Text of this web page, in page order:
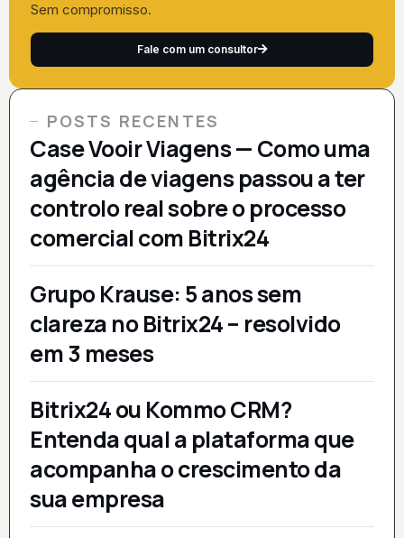
Sem compromisso.
Fale com um consultor
POSTS RECENTES
Case Vooir Viagens — Como uma
agência de viagens passou a ter
controlo real sobre o processo
comercial com Bitrix24
Grupo Krause: 5 anos sem
clareza no Bitrix24 – resolvido
em 3 meses
Bitrix24 ou Kommo CRM?
Entenda qual a plataforma que
acompanha o crescimento da
sua empresa